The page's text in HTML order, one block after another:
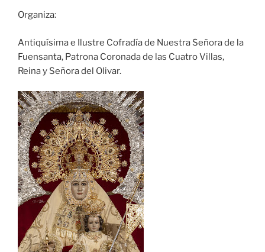
Organiza:
Antiquísima e Ilustre Cofradía de Nuestra Señora de la
Fuensanta, Patrona Coronada de las Cuatro Villas,
Reina y Señora del Olivar.